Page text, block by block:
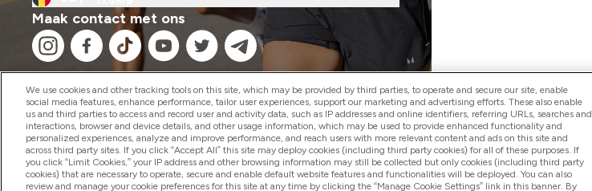
Maak contact met ons
2026 The Hut.com Ltd
We use cookies and other tracking tools on this site, which may be provided by third parties, to operate and secure our site, enable
social media features, enhance performance, tailor user experiences, support our marketing and advertising efforts. These also enable
us and third parties to access and record user and activity data, such as IP addresses and online identifiers, referring URLs, searches and
interactions, browser and device details, and other usage information, which may be used to provide enhanced functionality and
personalized experiences, analyze and improve performance, and reach users with more relevant content and ads on this site and
across third party sites. If you click “Accept All” this site may deploy cookies (including third party cookies) for all of these purposes. If
you click “Limit Cookies,” your IP address and other browsing information may still be collected but only cookies (including third party
cookies) that are necessary to operate, secure and enable default website features and functionalities will be deployed. You can also
review and manage your cookie preferences for this site at any time by clicking the “Manage Cookie Settings” link in this banner. By